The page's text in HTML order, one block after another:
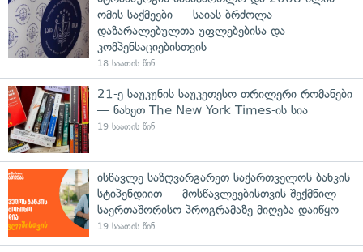
ომის საქმეები — საიას ბრძოლა
დაზარალებულთა უფლებებისა და
კომპენსაციებისთვის
18 საათის წინ
21-ე საუკუნის საუკეთესო თრილერი რომანები
— ნახეთ The New York Times-ის სია
19 საათის წინ
ისწავლე საზღვარგარეთ საქართველოს ბანკის
სტიპენდიით — მოსწავლეებისთვის შექმნილ
საერთაშორისო პროგრამაზე მიღება დაიწყო
19 საათის წინ